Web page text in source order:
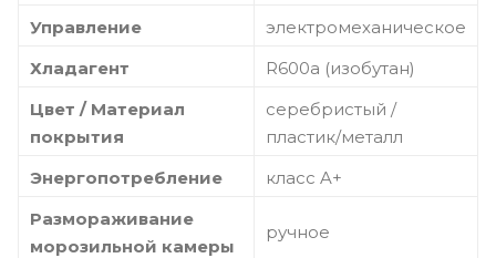
Управление
электромеханическое
Хладагент
R600a (изобутан)
Цвет / Материал
покрытия
серебристый /
пластик/металл
Энергопотребление
класс A+
Размораживание
морозильной камеры
ручное